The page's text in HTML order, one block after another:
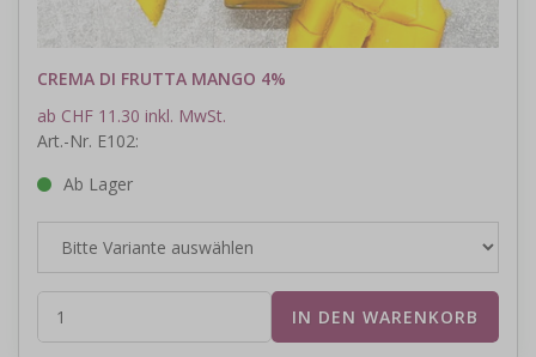
CREMA DI FRUTTA MANGO 4%
ab CHF 11.30 inkl. MwSt.
Art.-Nr. E102:
Ab Lager